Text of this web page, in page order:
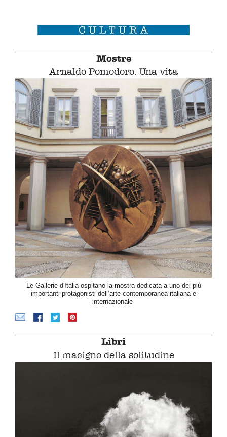
Mostre
Arnaldo Pomodoro. Una vita
Le Gallerie d'Italia ospitano la mostra dedicata a uno dei più
importanti protagonisti dell’arte contemporanea italiana e
internazionale
Libri
Il macigno della solitudine